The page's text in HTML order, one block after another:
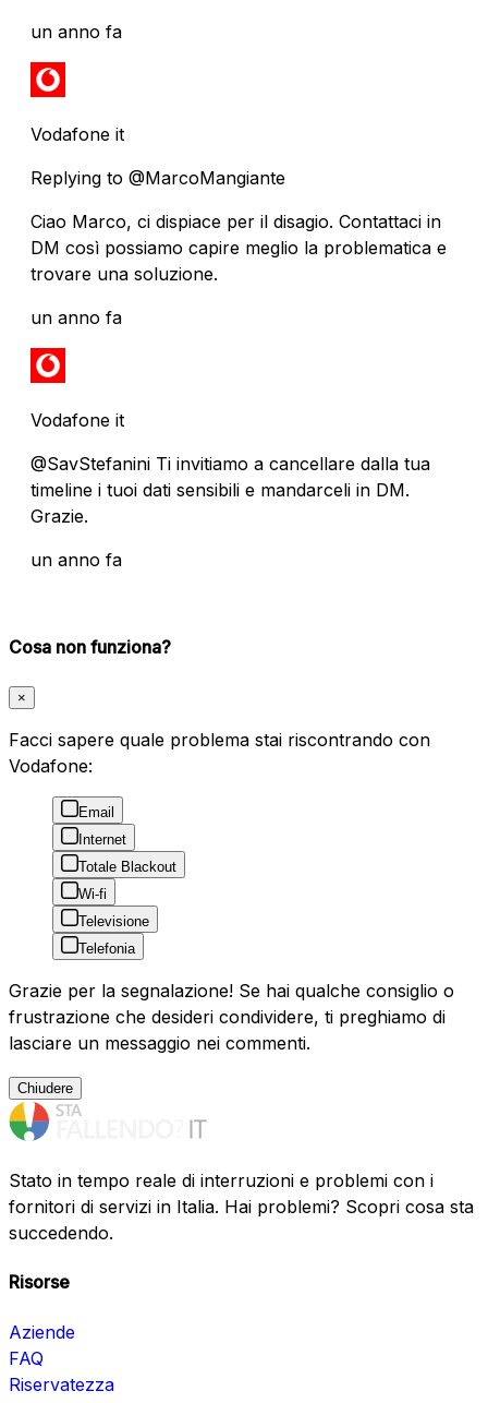
un anno fa
Vodafone it
Replying to @MarcoMangiante
Ciao Marco, ci dispiace per il disagio. Contattaci in
DM così possiamo capire meglio la problematica e
trovare una soluzione.
un anno fa
Vodafone it
@SavStefanini Ti invitiamo a cancellare dalla tua
timeline i tuoi dati sensibili e mandarceli in DM.
Grazie.
un anno fa
Cosa non funziona?
×
Facci sapere quale problema stai riscontrando con
Vodafone:
Email
Internet
Totale Blackout
Wi-fi
Televisione
Telefonia
Grazie per la segnalazione! Se hai qualche consiglio o
frustrazione che desideri condividere, ti preghiamo di
lasciare un messaggio nei commenti.
Chiudere
Stato in tempo reale di interruzioni e problemi con i
fornitori di servizi in Italia. Hai problemi? Scopri cosa sta
succedendo.
Risorse
Aziende
FAQ
Riservatezza